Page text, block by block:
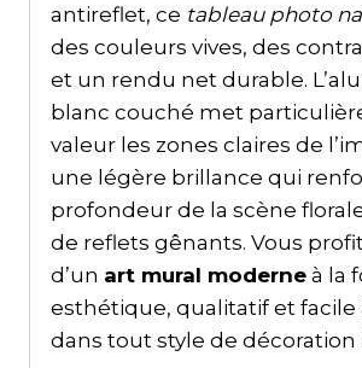
antireflet, ce tableau photo
des couleurs vives, des
et un rendu net durable.
blanc couché met
valeur les zones claires de
une légère brillance qui
profondeur de la scène
de reflets gênants. Vous
d’un art mural moderne à la
esthétique, qualitatif et facile
dans tout style de décoration